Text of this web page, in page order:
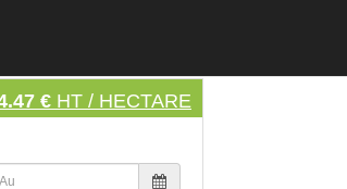
€ HT / HECTARE